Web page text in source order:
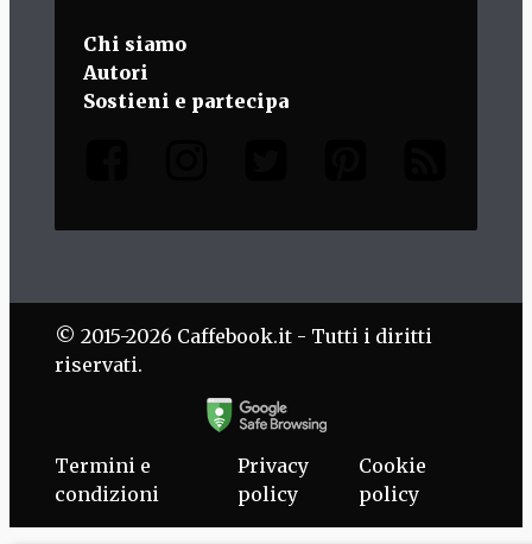
Chi siamo
Autori
Sostieni e partecipa
© 2015-2026 Caffebook.it - Tutti i diritti
riservati.
Termini e
condizioni
Privacy
policy
Cookie
policy